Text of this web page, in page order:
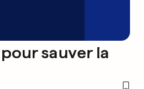
sauver la